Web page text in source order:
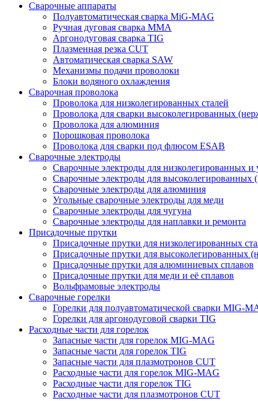
Сварочные аппараты
Полуавтоматическая сварка MiG-MAG
Ручная дуговая сварка MMA
Аргонодуговая сварка TIG
Плазменная резка CUT
Автоматическая сварка SAW
Механизмы подачи проволоки
Блоки водяного охлаждения
Сварочная проволока
Проволока для низколегированных сталей
Проволока для сварки высоколегированных
Проволока для алюминия
Порошковая проволока
Проволока для сварки под флюсом ESAB
Сварочные электроды
Сварочные электроды для низколегированных и
Сварочные электроды для высоколегированных
Сварочные электроды для алюминия
Угольные сварочные электроды для меди
Сварочные электроды для чугуна
Сварочные электроды для наплавки и ремонта
Присадочные прутки
Присадочные прутки для низколегированных
Присадочные прутки для высоколегированных
Присадочные прутки для алюминиевых сплавов
Присадочные прутки для меди и её сплавов
Вольфрамовые электроды
Сварочные горелки
Горелки для полуавтоматической сварки MIG-
Горелки для аргонодуговой сварки TIG
Расходные части для горелок
Запасные части для горелок MIG-MAG
Запасные части для горелок TIG
Запасные части для плазмотронов CUT
Расходные части для горелок MIG-MAG
Расходные части для горелок TIG
Расходные части для плазмотронов CUT